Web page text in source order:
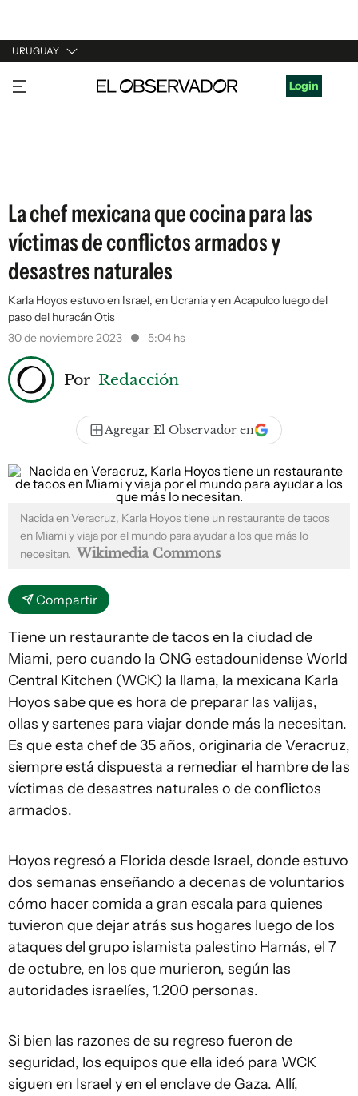
URUGUAY
URUGUAY
ARGENTINA
Login
La chef mexicana que cocina para las
víctimas de conflictos armados y
desastres naturales
Karla Hoyos estuvo en Israel, en Ucrania y en Acapulco luego del
paso del huracán Otis
30 de noviembre 2023
5:04 hs
Por Redacción
Agregar El Observador en
Nacida en Veracruz, Karla Hoyos tiene un restaurante de tacos
en Miami y viaja por el mundo para ayudar a los que más lo
necesitan. Wikimedia Commons
Compartir
Tiene un restaurante de tacos en la ciudad de
Miami, pero cuando la ONG estadounidense World
Central Kitchen (WCK) la llama, la mexicana Karla
Hoyos sabe que es hora de preparar las valijas,
ollas y sartenes para viajar donde más la necesitan.
Es que esta chef de 35 años, originaria de Veracruz,
siempre está dispuesta a remediar el hambre de las
víctimas de desastres naturales o de conflictos
armados.
Hoyos regresó a Florida desde Israel, donde estuvo
dos semanas enseñando a decenas de voluntarios
cómo hacer comida a gran escala para quienes
tuvieron que dejar atrás sus hogares luego de los
ataques del grupo islamista palestino Hamás, el 7
de octubre, en los que murieron, según las
autoridades israelíes, 1.200 personas.
Si bien las razones de su regreso fueron de
seguridad, los equipos que ella ideó para WCK
siguen en Israel y en el enclave de Gaza. Allí,